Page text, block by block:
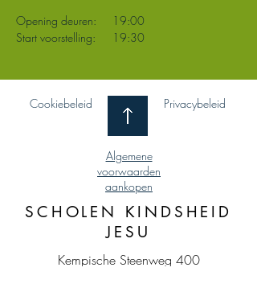
Opening deuren: 	19:00
Start voorstelling: 	19:30
Cookiebeleid Privacybeleid
Algemene
voorwaarden
aankopen
SCHOLEN KINDSHEID
JESU
Kempische Steenweg 400